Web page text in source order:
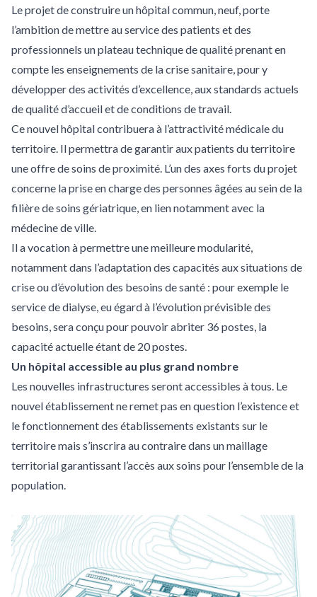
Le projet de construire un hôpital commun, neuf, porte
l’ambition de mettre au service des patients et des
professionnels un plateau technique de qualité prenant en
compte les enseignements de la crise sanitaire, pour y
développer des activités d’excellence, aux standards actuels
de qualité d’accueil et de conditions de travail.
Ce nouvel hôpital contribuera à l’attractivité médicale du
territoire. Il permettra de garantir aux patients du territoire
une offre de soins de proximité. L’un des axes forts du projet
concerne la prise en charge des personnes âgées au sein de la
filière de soins gériatrique, en lien notamment avec la
médecine de ville.
Il a vocation à permettre une meilleure modularité,
notamment dans l’adaptation des capacités aux situations de
crise ou d’évolution des besoins de santé : pour exemple le
service de dialyse, eu égard à l’évolution prévisible des
besoins, sera conçu pour pouvoir abriter 36 postes, la
capacité actuelle étant de 20 postes.
Un hôpital accessible au plus grand nombre
Les nouvelles infrastructures seront accessibles à tous. Le
nouvel établissement ne remet pas en question l’existence et
le fonctionnement des établissements existants sur le
territoire mais s’inscrira au contraire dans un maillage
territorial garantissant l’accès aux soins pour l’ensemble de la
population.